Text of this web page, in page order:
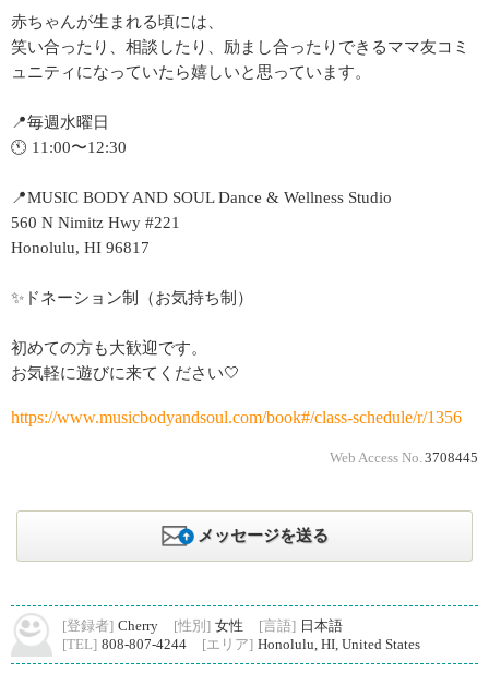
赤ちゃんが生まれる頃には、
笑い合ったり、相談したり、励まし合ったりできるママ友コミ
ュニティになっていたら嬉しいと思っています。
📍毎週水曜日
🕚 11:00〜12:30
📍MUSIC BODY AND SOUL Dance & Wellness Studio
560 N Nimitz Hwy #221
Honolulu, HI 96817
✨ドネーション制（お気持ち制）
初めての方も大歓迎です。
お気軽に遊びに来てください🤍
https://www.musicbodyandsoul.com/book#/class-schedule/r/1356
Web Access No. 3708445
メッセージを送る
[登録者] Cherry [性別] 女性 [言語] 日本語
[TEL] 808-807-4244 [エリア] Honolulu, HI, United States